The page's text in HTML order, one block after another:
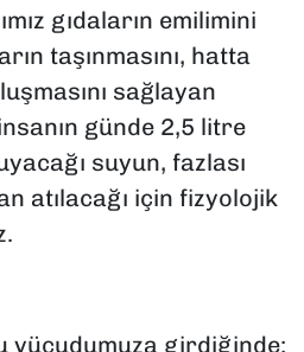
gıdaların emilimini
taşınmasını, hatta
sağlayan
günde 2,5 litre
suyun, fazlası
atılacağı için fizyolojik
vücudumuza girdiğinde: